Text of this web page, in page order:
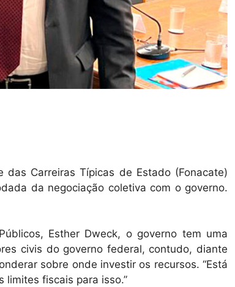
Carreiras Típicas de Estado (Fonacate)
da negociação coletiva com o governo.
Esther Dweck, o governo tem uma
civis do governo federal, contudo, diante
sobre onde investir os recursos. “Está
limites fiscais para isso.”